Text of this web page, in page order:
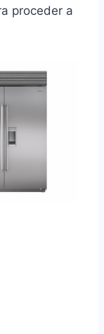
proceder a